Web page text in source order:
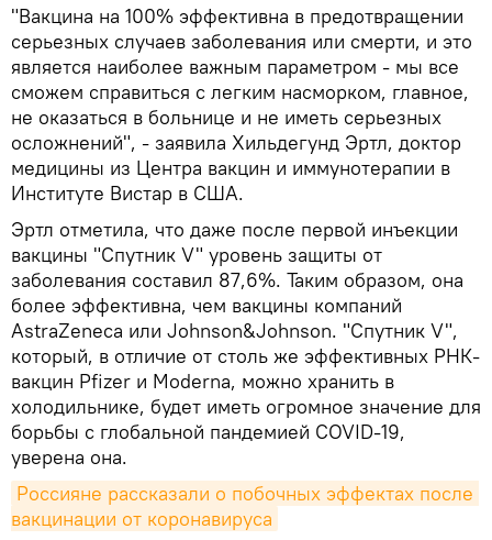
"Вакцина на 100% эффективна в предотвращении
серьезных случаев заболевания или смерти, и это
является наиболее важным параметром - мы все
сможем справиться с легким насморком, главное,
не оказаться в больнице и не иметь серьезных
осложнений", - заявила Хильдегунд Эртл, доктор
медицины из Центра вакцин и иммунотерапии в
Институте Вистар в США.
Эртл отметила, что даже после первой инъекции
вакцины "Спутник V" уровень защиты от
заболевания составил 87,6%. Таким образом, она
более эффективна, чем вакцины компаний
AstraZeneca или Johnson&Johnson. "Спутник V",
который, в отличие от столь же эффективных РНК-
вакцин Pfizer и Moderna, можно хранить в
холодильнике, будет иметь огромное значение для
борьбы с глобальной пандемией COVID-19,
уверена она.
Россияне рассказали о побочных эффектах после
вакцинации от коронавируса